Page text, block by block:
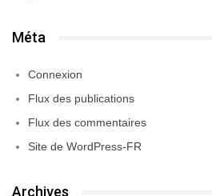
Méta
Connexion
Flux des publications
Flux des commentaires
Site de WordPress-FR
Archives